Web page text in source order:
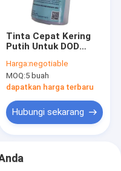
Tinta Cepat Kering
Putih Untuk DOD
Plus Printer Laser
Cycjet
Harga:negotiable
MOQ:5 buah
dapatkan harga terbaru
Hubungi sekarang